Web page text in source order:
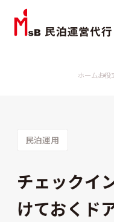
ホームお役
チェックイ
けておくド
民泊運用